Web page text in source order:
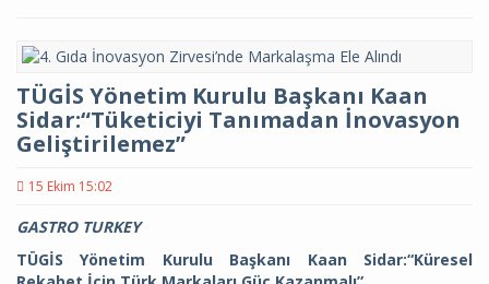
TÜGİS Yönetim Kurulu Başkanı Kaan
Sidar:“Tüketiciyi Tanımadan İnovasyon
Geliştirilemez”
15 Ekim 15:02
GASTRO TURKEY
TÜGİS Yönetim Kurulu Başkanı Kaan Sidar:“Küresel